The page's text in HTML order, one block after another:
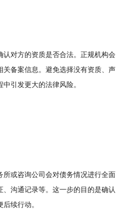
对方的资质是否合法。正规机构会
关备案信息。避免选择没有资质、声
引发更大的法律风险。
或咨询公司会对债务情况进行全面
沟通记录等。这一步的目的是确认
续行动。